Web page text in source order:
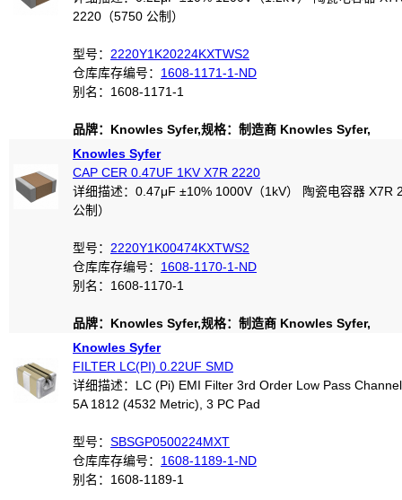
2220（5750 公制）
型号： 2220Y1K20224KXTWS2
仓库库存编号： 1608-1171-1-ND
别名：1608-1171-1
品牌：Knowles Syfer,规格：制造商 Knowles Syfer,
Knowles Syfer
CAP CER 0.47UF 1KV X7R 2220
详细描述：0.47μF ±10% 1000V（1kV） 陶瓷电容器 X7R
公制）
型号： 2220Y1K00474KXTWS2
仓库库存编号： 1608-1170-1-ND
别名：1608-1170-1
品牌：Knowles Syfer,规格：制造商 Knowles Syfer,
Knowles Syfer
FILTER LC(PI) 0.22UF SMD
详细描述：LC (Pi) EMI Filter 3rd Order Low Pass
5A 1812 (4532 Metric), 3 PC Pad
型号： SBSGP0500224MXT
仓库库存编号： 1608-1189-1-ND
别名：1608-1189-1